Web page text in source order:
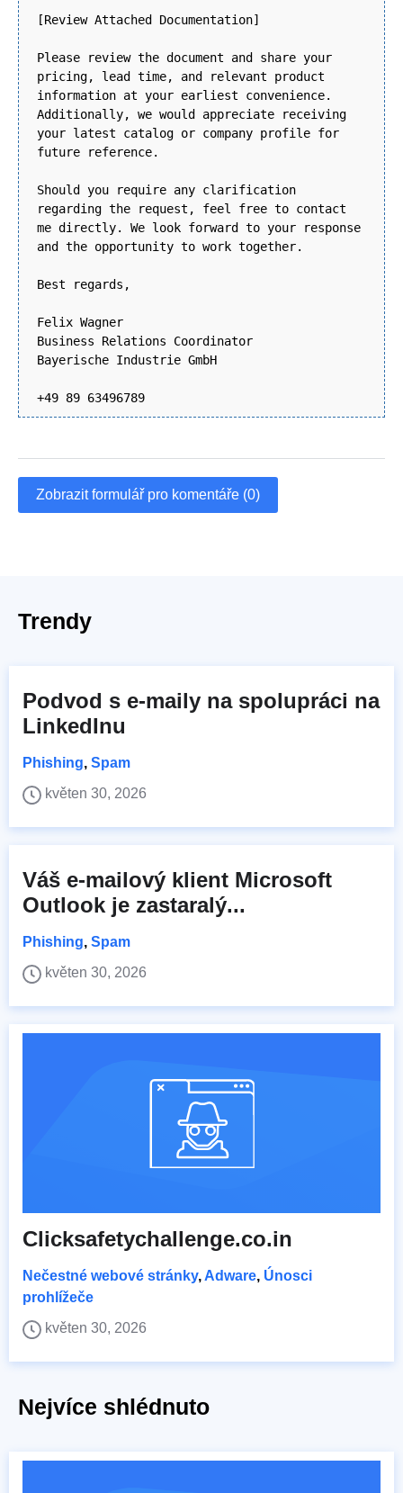
[Review Attached Documentation]
Please review the document and share your
pricing, lead time, and relevant product
information at your earliest convenience.
Additionally, we would appreciate receiving
your latest catalog or company profile for
future reference.
Should you require any clarification
regarding the request, feel free to contact
me directly. We look forward to your response
and the opportunity to work together.
Best regards,
Felix Wagner
Business Relations Coordinator
Bayerische Industrie GmbH
+49 89 63496789
Zobrazit formulář pro komentáře (0)
Trendy
Podvod s e-maily na spolupráci na
LinkedInu
Phishing, Spam
květen 30, 2026
Váš e-mailový klient Microsoft
Outlook je zastaralý...
Phishing, Spam
květen 30, 2026
Clicksafetychallenge.co.in
Nečestné webové stránky, Adware, Únosci
prohlížeče
květen 30, 2026
Nejvíce shlédnuto